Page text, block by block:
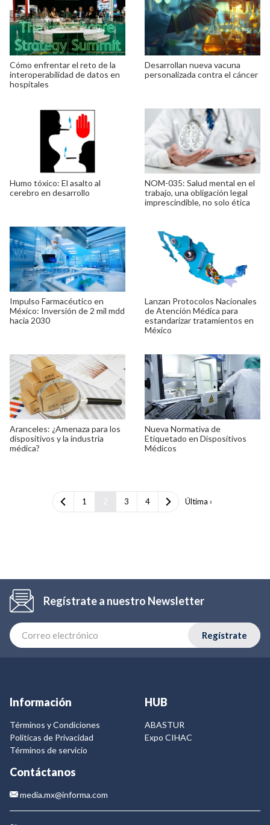
Cómo enfrentar el reto de la
interoperabilidad de datos en
hospitales
Desarrollan nueva vacuna
personalizada contra el cáncer
Humo tóxico: El asalto al
cerebro en desarrollo
NOM-035: Salud mental en el
trabajo, una obligación legal
imprescindible, no solo ética
Impulso Farmacéutico en
México: Inversión de 2 mil mdd
hacia 2030
Lanzan Protocolos Nacionales
de Atención Médica para
estandarizar tratamientos en
México
Aranceles: ¿Amenaza para los
dispositivos y la industria
médica?
Nueva Normativa de
Etiquetado en Dispositivos
Médicos
1 3 4 Última ›
Regístrate a nuestro Newsletter
Regístrate
Información
Términos y Condiciones
Politicas de Privacidad
Términos de servicio
HUB
ABASTUR
Expo CIHAC
Contáctanos
media.mx@informa.com